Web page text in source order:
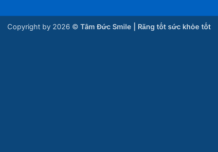
102 Ba Cu, Phường Vũng Tàu, TP.HCM
Copyright by 2026 © Tâm Đức Smile | Răng tốt sức khỏe tốt